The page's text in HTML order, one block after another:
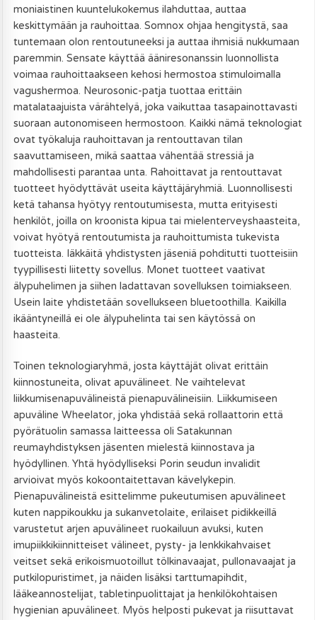
moniaistinen kuuntelukokemus ilahduttaa, auttaa
keskittymään ja rauhoittaa. Somnox ohjaa hengitystä, saa
tuntemaan olon rentoutuneeksi ja auttaa ihmisiä nukkumaan
paremmin. Sensate käyttää ääniresonanssin luonnollista
voimaa rauhoittaakseen kehosi hermostoa stimuloimalla
vagushermoa. Neurosonic-patja tuottaa erittäin
matalataajuista värähtelyä, joka vaikuttaa tasapainottavasti
suoraan autonomiseen hermostoon. Kaikki nämä teknologiat
ovat työkaluja rauhoittavan ja rentouttavan tilan
saavuttamiseen, mikä saattaa vähentää stressiä ja
mahdollisesti parantaa unta. Rahoittavat ja rentouttavat
tuotteet hyödyttävät useita käyttäjäryhmiä. Luonnollisesti
ketä tahansa hyötyy rentoutumisesta, mutta erityisesti
henkilöt, joilla on kroonista kipua tai mielenterveyshaasteita,
voivat hyötyä rentoutumista ja rauhoittumista tukevista
tuotteista. Iäkkäitä yhdistysten jäseniä pohditutti tuotteisiin
tyypillisesti liitetty sovellus. Monet tuotteet vaativat
älypuhelimen ja siihen ladattavan sovelluksen toimiakseen.
Usein laite yhdistetään sovellukseen bluetoothilla. Kaikilla
ikääntyneillä ei ole älypuhelinta tai sen käytössä on
haasteita.
Toinen teknologiaryhmä, josta käyttäjät olivat erittäin
kiinnostuneita, olivat apuvälineet. Ne vaihtelevat
liikkumisenapuvälineistä pienapuvälineisiin. Liikkumiseen
apuväline Wheelator, joka yhdistää sekä rollaattorin että
pyörätuolin samassa laitteessa oli Satakunnan
reumayhdistyksen jäsenten mielestä kiinnostava ja
hyödyllinen. Yhtä hyödylliseksi Porin seudun invalidit
arvioivat myös kokoontaitettavan kävelykepin.
Pienapuvälineistä esittelimme pukeutumisen apuvälineet
kuten nappikoukku ja sukanvetolaite, erilaiset pidikkeillä
varustetut arjen apuvälineet ruokailuun avuksi, kuten
imupiikkikiinnitteiset välineet, pysty- ja lenkkikahvaiset
veitset sekä erikoismuotoillut tölkinavaajat, pullonavaajat ja
putkilopuristimet, ja näiden lisäksi tarttumapihdit,
lääkeannostelijat, tabletinpuolittajat ja henkilökohtaisen
hygienian apuvälineet. Myös helposti pukevat ja riisuttavat